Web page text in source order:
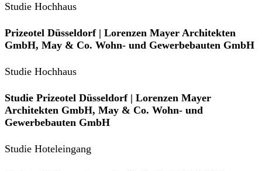
Studie Hochhaus
Prizeotel Düsseldorf | Lorenzen Mayer Architekten
GmbH, May & Co. Wohn- und Gewerbebauten GmbH
Studie Hochhaus
Studie Prizeotel Düsseldorf | Lorenzen Mayer
Architekten GmbH, May & Co. Wohn- und
Gewerbebauten GmbH
Studie Hoteleingang